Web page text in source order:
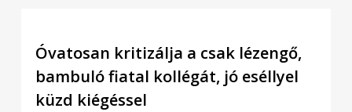
Óvatosan kritizálja a csak lézengő,
bambuló fiatal kollégát, jó eséllyel
küzd kiégéssel